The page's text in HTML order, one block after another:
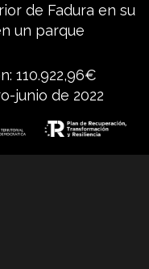
de Fadura en su
un parque
110.922,96€
junio de 2022